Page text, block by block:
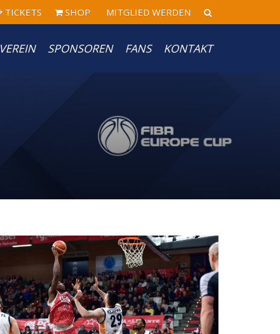
TICKETS SHOP MITGLIED WERDEN
VEREIN SPONSOREN FANS KONTAKT